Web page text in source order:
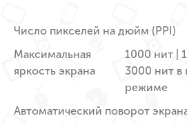
Число пикселей на дюйм (PPI)
Максимальная
яркость экрана
1000 нит |
3000 нит в
режиме
Автоматический поворот